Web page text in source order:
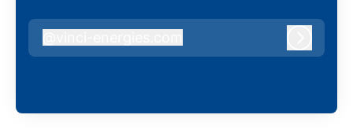
vinci-energies.com